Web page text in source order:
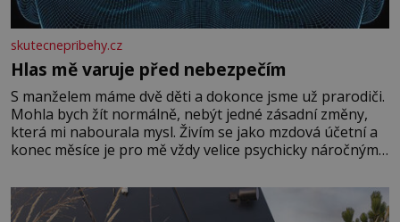
skutecnepribehy.cz
Hlas mě varuje před nebezpečím
S manželem máme dvě děti a dokonce jsme už prarodiči.
Mohla bych žít normálně, nebýt jedné zásadní změny,
která mi nabourala mysl. Živím se jako mzdová účetní a
konec měsíce je pro mě vždy velice psychicky náročným
dál častěji volá o pomoc, co se hlídání týče. Dalo by se